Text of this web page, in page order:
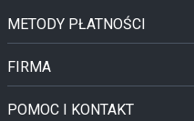
METODY PŁATNOŚCI
FIRMA
POMOC I KONTAKT